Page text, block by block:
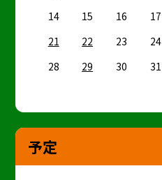
14
15 16 17
21
22 23 24
28
29 30 31
予定